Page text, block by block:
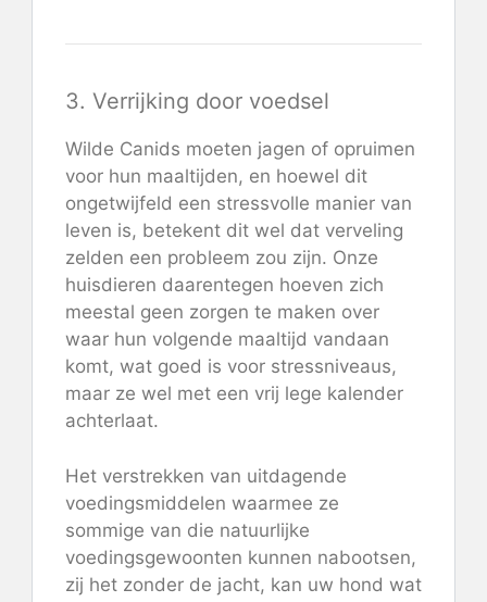
3. Verrijking door voedsel
Wilde Canids moeten jagen of opruimen
voor hun maaltijden, en hoewel dit
ongetwijfeld een stressvolle manier van
leven is, betekent dit wel dat verveling
zelden een probleem zou zijn. Onze
huisdieren daarentegen hoeven zich
meestal geen zorgen te maken over
waar hun volgende maaltijd vandaan
komt, wat goed is voor stressniveaus,
maar ze wel met een vrij lege kalender
achterlaat.
Het verstrekken van uitdagende
voedingsmiddelen waarmee ze
sommige van die natuurlijke
voedingsgewoonten kunnen nabootsen,
zij het zonder de jacht, kan uw hond wat